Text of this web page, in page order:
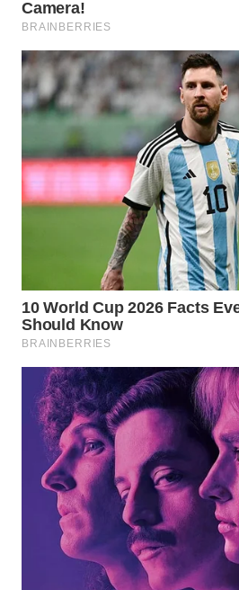
TINGGI
WN
PAKPAK
WN
KARAWANG
WN
BEKASI
WN
DEPOK
WN
TAPANULI
UTARA
WN
SAMOSIR
WN
PADANG